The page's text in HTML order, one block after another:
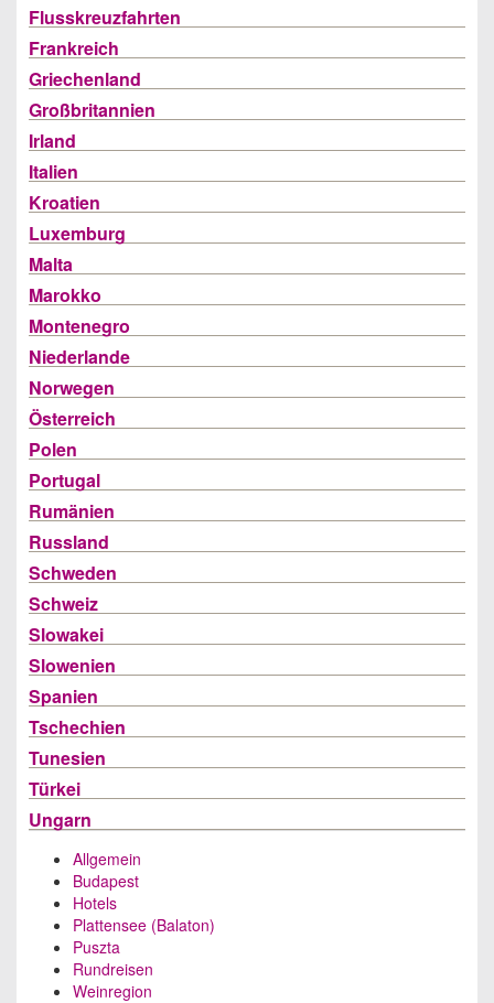
Flusskreuzfahrten
Frankreich
Griechenland
Großbritannien
Irland
Italien
Kroatien
Luxemburg
Malta
Marokko
Montenegro
Niederlande
Norwegen
Österreich
Polen
Portugal
Rumänien
Russland
Schweden
Schweiz
Slowakei
Slowenien
Spanien
Tschechien
Tunesien
Türkei
Ungarn
Allgemein
Budapest
Hotels
Plattensee (Balaton)
Puszta
Rundreisen
Weinregion